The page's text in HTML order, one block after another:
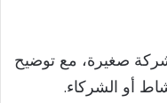
صغيرة، مع توضيح
أو الشركاء.